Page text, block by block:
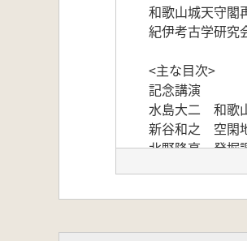
和歌山城天守閣
紀伊考古学研究
<主な目次>
記念講演
水島大二 和歌
新谷和之 空閑
北野隆亮 発掘
誌上発表